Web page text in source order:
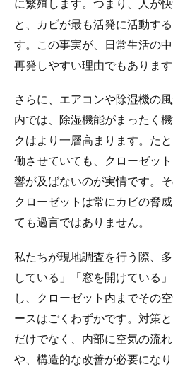
に繁殖します。つまり、人が
と、カビが最も活発に活動す
す。この事実が、日常生活の
再発しやすい理由でもあります
さらに、エアコンや除湿機の
内では、除湿機能がまったく
クはより一層高まります。た
働させていても、クローゼッ
響が及ばないのが実情です。
クローゼットは常にカビの脅
ても過言ではありません。
私たちが現地調査を行う際、
している」「窓を開けている
し、クローゼット内までその
ースはごくわずかです。対策
だけでなく、内部に空気の流
や、構造的な改善が必要になり